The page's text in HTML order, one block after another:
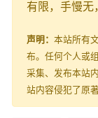
有限，手慢无
声明： 本站所有
布。任何个人或
采集、发布本站
站内容侵犯了原